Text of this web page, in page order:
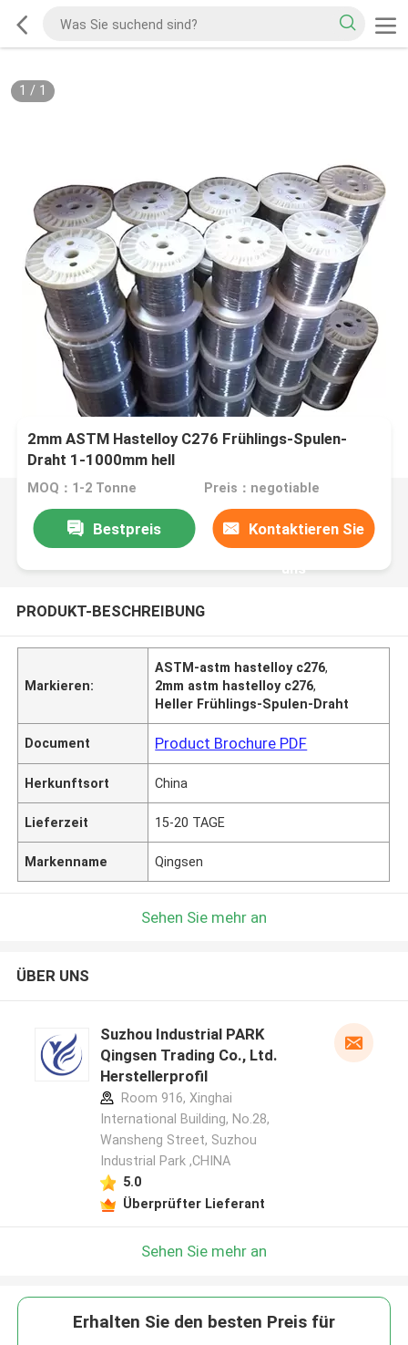
1 / 1
2mm ASTM Hastelloy C276 Frühlings-Spulen-
Draht 1-1000mm hell
MOQ：1-2 Tonne Preis：negotiable
Bestpreis Kontaktieren Sie
uns
PRODUKT-BESCHREIBUNG
Markieren:
ASTM-astm hastelloy c276,
2mm astm hastelloy c276,
Heller Frühlings-Spulen-Draht
Document Product Brochure PDF
Herkunftsort China
Lieferzeit 15-20 TAGE
Markenname Qingsen
Sehen Sie mehr an
ÜBER UNS
Suzhou Industrial PARK
Qingsen Trading Co., Ltd.
Herstellerprofil
Room 916, Xinghai
International Building, No.28,
Wansheng Street, Suzhou
Industrial Park ,CHINA
5.0
Überprüfter Lieferant
Sehen Sie mehr an
Erhalten Sie den besten Preis für